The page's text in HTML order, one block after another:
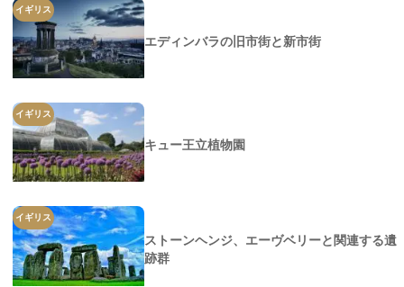
イギリス
エディンバラの旧市街と新市街
イギリス
キュー王立植物園
イギリス
ストーンヘンジ、エーヴベリーと関連する遺
跡群